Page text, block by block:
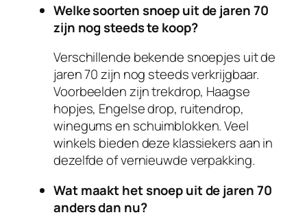
Welke soorten snoep uit de jaren 70
zijn nog steeds te koop?
Verschillende bekende snoepjes uit de
jaren 70 zijn nog steeds verkrijgbaar.
Voorbeelden zijn trekdrop, Haagse
hopjes, Engelse drop, ruitendrop,
winegums en schuimblokken. Veel
winkels bieden deze klassiekers aan in
dezelfde of vernieuwde verpakking.
Wat maakt het snoep uit de jaren 70
anders dan nu?